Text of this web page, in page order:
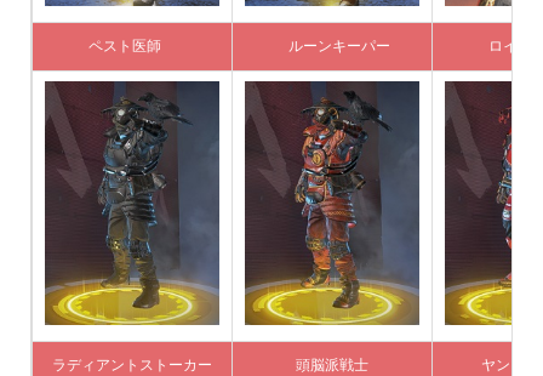
ペスト医師 ルーンキーパー ロイヤ
ラディアントストーカー 頭脳派戦士 ヤング